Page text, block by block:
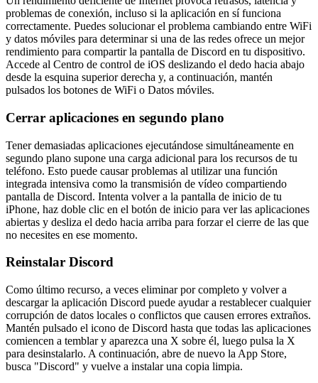
problemas de conexión, incluso si la aplicación en sí funciona
correctamente. Puedes solucionar el problema cambiando entre WiFi
y datos móviles para determinar si una de las redes ofrece un mejor
rendimiento para compartir la pantalla de Discord en tu dispositivo.
Accede al Centro de control de iOS deslizando el dedo hacia abajo
desde la esquina superior derecha y, a continuación, mantén
pulsados los botones de WiFi o Datos móviles.
Cerrar aplicaciones en segundo plano
Tener demasiadas aplicaciones ejecutándose simultáneamente en
segundo plano supone una carga adicional para los recursos de tu
teléfono. Esto puede causar problemas al utilizar una función
integrada intensiva como la transmisión de vídeo compartiendo
pantalla de Discord. Intenta volver a la pantalla de inicio de tu
iPhone, haz doble clic en el botón de inicio para ver las aplicaciones
abiertas y desliza el dedo hacia arriba para forzar el cierre de las que
no necesites en ese momento.
Reinstalar Discord
Como último recurso, a veces eliminar por completo y volver a
descargar la aplicación Discord puede ayudar a restablecer cualquier
corrupción de datos locales o conflictos que causen errores extraños.
Mantén pulsado el icono de Discord hasta que todas las aplicaciones
comiencen a temblar y aparezca una X sobre él, luego pulsa la X
para desinstalarlo. A continuación, abre de nuevo la App Store,
busca "Discord" y vuelve a instalar una copia limpia.